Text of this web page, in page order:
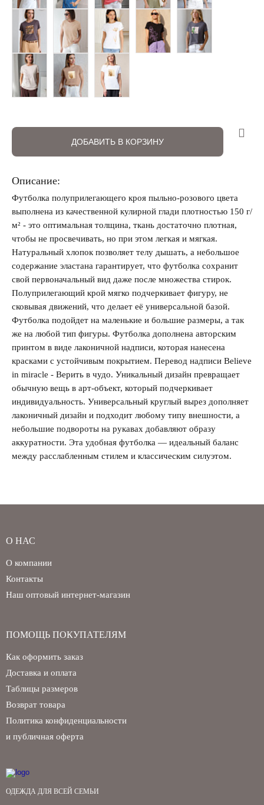
Регистрация Авторизация
Запомнить меня на этом компьютере
Забыли свой пароль?
ДОБАВИТЬ В КОРЗИНУ
Описание:
Футболка полуприлегающего кроя пыльно-розового цвета
выполнена из качественной кулирной глади плотностью 150 г/
м² - это оптимальная толщина, ткань достаточно плотная,
чтобы не просвечивать, но при этом легкая и мягкая.
Натуральный хлопок позволяет телу дышать, а небольшое
содержание эластана гарантирует, что футболка сохранит
свой первоначальный вид даже после множества стирок.
Полуприлегающий крой мягко подчеркивает фигуру, не
сковывая движений, что делает её универсальной базой.
Футболка подойдет на маленькие и большие размеры, а так
же на любой тип фигуры. Футболка дополнена авторским
принтом в виде лаконичной надписи, которая нанесена
красками с устойчивым покрытием. Перевод надписи Believe
in miracle - Верить в чудо. Уникальный дизайн превращает
обычную вещь в арт-объект, который подчеркивает
индивидуальность. Универсальный круглый вырез дополняет
лаконичный дизайн и подходит любому типу внешности, а
небольшие подвороты на рукавах добавляют образу
аккуратности. Эта удобная футболка — идеальный баланс
между расслабленным стилем и классическим силуэтом.
ОДЕЖДА ДЛЯ ВСЕЙ СЕМЬИ
О НАС
О компании
Контакты
Наш оптовый интернет-магазин
ПОМОЩЬ ПОКУПАТЕЛЯМ
Как оформить заказ
Доставка и оплата
Таблицы размеров
Возврат товара
Политика конфиденциальности
и публичная оферта